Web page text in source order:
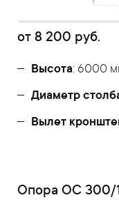
от 8 200 руб.
Высота: 6000
Диаметр
Вылет
Опора ОС 300/